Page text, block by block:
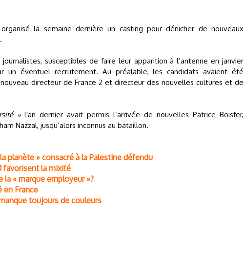
la semaine dernière un casting pour dénicher de nouveaux
susceptibles de faire leur apparition à l’antenne en janvier
un éventuel recrutement. Au préalable, les candidats avaient été
directeur de France 2 et directeur des nouvelles cultures et de
»l'an dernier avait permis l’arrivée de nouvelles Patrice Boisfer,
Nazzal, jusqu’alors inconnus au bataillon.
planète » consacré à la Palestine défendu
favorisent la mixité
la « marque employeur »?
en France
toujours de couleurs